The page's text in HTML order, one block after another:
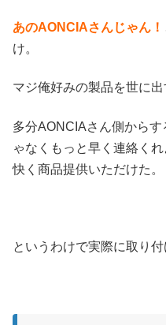
あのAONCIAさんじゃん！
け。
マジ俺好みの製品を世に出
多分AONCIAさん側から
ゃなくもっと早く連絡く
快く商品提供いただけた。
というわけで実際に取り